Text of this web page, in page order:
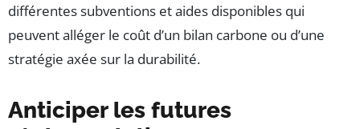
différentes subventions et aides disponibles qui
peuvent alléger le coût d’un bilan carbone ou d’une
stratégie axée sur la durabilité.
Anticiper les futures